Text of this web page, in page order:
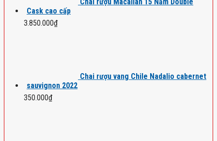
Cask cao cấp
3.850.000₫
Chai rượu vang Chile Nadalio cabernet
sauvignon 2022
350.000₫